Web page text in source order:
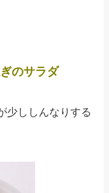
のサラダ
少ししんなりする